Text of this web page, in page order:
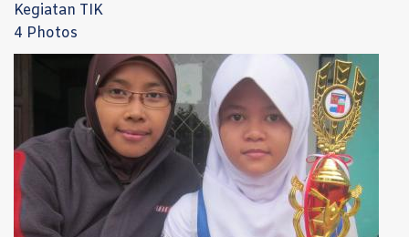
Kegiatan TIK
4 Photos